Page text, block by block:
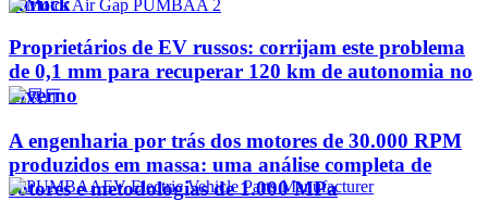
Proprietários de EV russos: corrijam este problema
de 0,1 mm para recuperar 120 km de autonomia no
inverno
A engenharia por trás dos motores de 30.000 RPM
produzidos em massa: uma análise completa de
rotores e metodologias de 1.000 MPa